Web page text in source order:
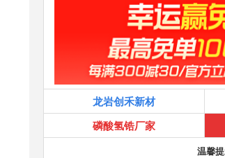
龙岩创禾新材
磷酸氢锆厂家
温馨